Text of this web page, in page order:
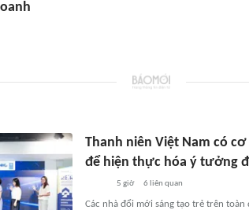
Thanh niên Việt Nam có
để hiện thực hóa ý tưởng
5 giờ 6 liên quan
Các nhà đổi mới sáng tạo trẻ trên